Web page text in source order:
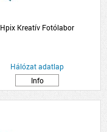
Hpix Kreatív Fotólabor
Hálózat adatlap
Info